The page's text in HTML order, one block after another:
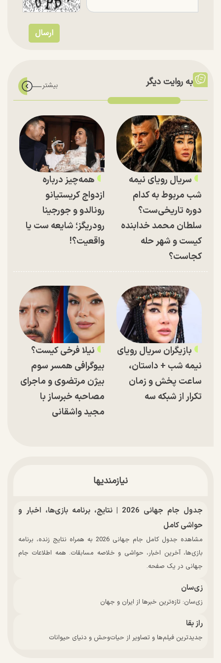
به روایت دیگر
سریال رویای نیمه
شب مربوط به کدام
دوره تاریخی‌ست؟
سلطان محمد خدابنده
کیست و شهر حله
کجاست؟
همه‌چیز درباره
ازدواج کریستیانو
رونالدو و جورجینا
رودریگز؛ شایعه ست یا
واقعیت؟!
بازیگران سریال رویای
نیمه شب + داستان،
ساعت پخش و زمان
تکرار از شبکه سه
نیلا فرخی کیست؟
بیوگرافی همسر سوم
بیژن مرتضوی و ماجرای
مصاحبه خبرساز با
مجید واشقانی
نیازمندیها
جدول جام جهانی 2026 | نتایج، برنامه بازی‌ها، اخبار و
حواشی کامل
مشاهده جدول کامل جام جهانی 2026 به همراه نتایج زنده، برنامه
بازی‌ها، آخرین اخبار، حواشی و خلاصه مسابقات. همه اطلاعات جام
جهانی در یک صفحه.
زی‌سان
زی‌سان: تازه‌ترین خبرها از ایران و جهان
راز بقا
جدیدترین فیلم‌ها و تصاویر از حیات‌وحش و دنیای حیوانات